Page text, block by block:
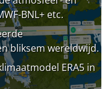
BNL+ etc.
bliksem wereldwijd.
ERA5 in